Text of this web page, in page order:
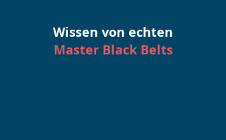
Wissen von echten
Master Black Belts